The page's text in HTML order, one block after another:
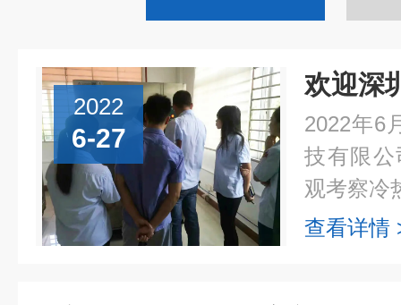
2022
6-27
2022年6
技有限
观考察冷
查看详情